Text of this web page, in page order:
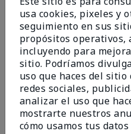
ConclusiónSí,
¿Le ha
opinión?
8 1
Marcar esta opinión
usa cookies, pixeles y
seguimiento en sus
propósitos operativos,
incluyendo para
sitio. Podríamos
uso que haces del sitio
redes sociales,
analizar el uso que
mostrarte nuestros
cómo usamos tus